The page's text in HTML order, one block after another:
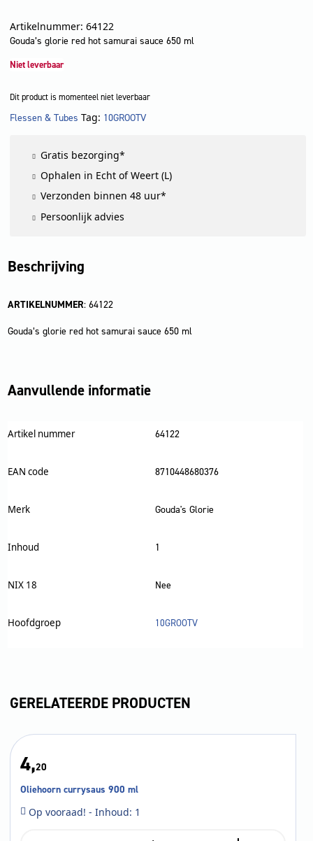
Artikelnummer: 64122
Gouda’s glorie red hot samurai sauce 650 ml
Niet leverbaar
Dit product is momenteel niet leverbaar
LET OP!
Flessen & Tubes Tag: 10GROOTV
Gratis bezorging*
Ophalen in Echt of Weert (L)
Verzonden binnen 48 uur*
Persoonlijk advies
Beschrijving
ARTIKELNUMMER: 64122
Gouda’s glorie red hot samurai sauce 650 ml
Aanvullende informatie
Artikel nummer 64122
EAN code 8710448680376
Merk Gouda's Glorie
Inhoud 1
NIX 18 Nee
Hoofdgroep 10GROOTV
GERELATEERDE PRODUCTEN
4,20
Oliehoorn currysaus 900 ml
Op vooraad! - Inhoud: 1